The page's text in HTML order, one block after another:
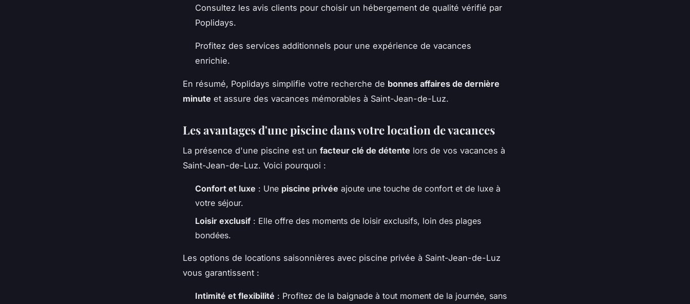
Consultez les avis clients pour choisir un hébergement de qualité vérifié par
Poplidays.
Profitez des services additionnels pour une expérience de vacances
enrichie.
En résumé, Poplidays simplifie votre recherche de bonnes affaires de dernière
minute et assure des vacances mémorables à Saint-Jean-de-Luz.
Les avantages d'une piscine dans votre location de vacances
La présence d'une piscine est un facteur clé de détente lors de vos vacances à
Saint-Jean-de-Luz. Voici pourquoi :
Confort et luxe : Une piscine privée ajoute une touche de confort et de luxe à
votre séjour.
Loisir exclusif : Elle offre des moments de loisir exclusifs, loin des plages
bondées.
Les options de locations saisonnières avec piscine privée à Saint-Jean-de-Luz
vous garantissent :
Intimité et flexibilité : Profitez de la baignade à tout moment de la journée, sans